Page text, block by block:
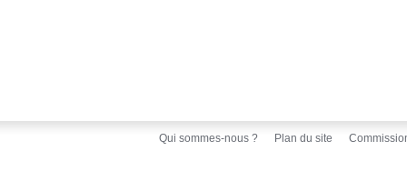
Qui sommes-nous ? Plan du site